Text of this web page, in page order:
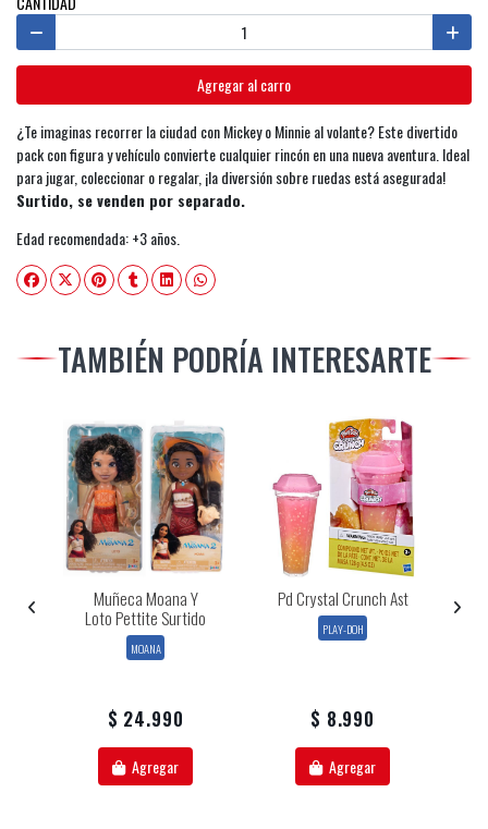
Agregar al carro
¿Te imaginas recorrer la ciudad con Mickey o Minnie al volante? Este divertido
pack con figura y vehículo convierte cualquier rincón en una nueva aventura. Ideal
para jugar, coleccionar o regalar, ¡la diversión sobre ruedas está asegurada!
Surtido, se venden por separado.
Edad recomendada: +3 años.
TAMBIÉN PODRÍA INTERESARTE
Muñeca Moana Y
Loto Pettite Surtido
MOANA
$ 24.990
Agregar
Pd Crystal Crunch Ast
PLAY-DOH
$ 8.990
Agregar